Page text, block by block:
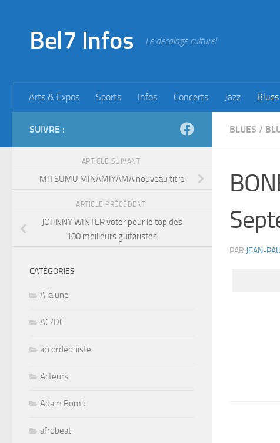
Bel7 Infos Le décalage culturel
Arts & Expos Sports Infos Concerts Jazz Blues
BLUES /
PAR JEAN-
SUIVRE :
ARTICLE SUIVANT
MITSUMU MINAMIYAMA nouveau titre
ARTICLE PRÉCÉDENT
JOHNNY WINTER voter pour le top des
100 meilleurs guitaristes
CATÉGORIES
A la une
AC/DC
accordeoniste
Acteurs
Adam Bomb
afrobeat